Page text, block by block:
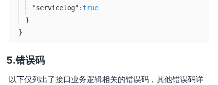
"servicelog":true
}
}
错误码
以下仅列出了接口业务逻辑相关的错误码，其他错误码详